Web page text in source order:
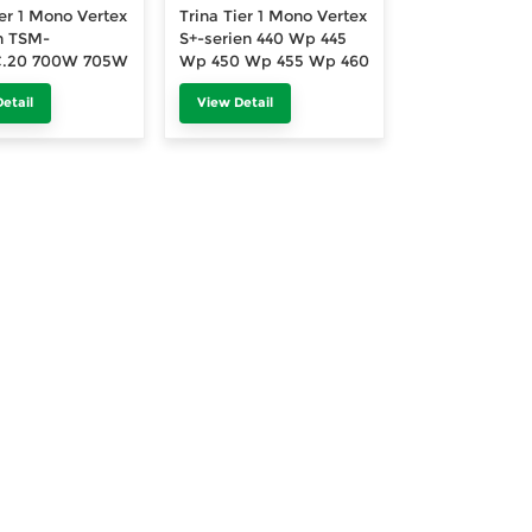
1 Mono Vertex
TSM-
700W 705W
720W 725W
Trina Tier 1 Mono Vertex
S+-serien 440 Wp 445
Wp 450 Wp 455 Wp 460
Wp solcellepanel svart
ramme 440 Wp 445 Wp
450 Wp 455 Wp 460 Wp
View Detail